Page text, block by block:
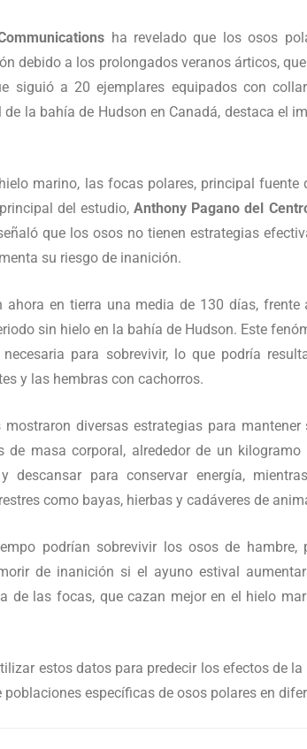
ha revelado que los osos
debido a los prolongados veranos árticos,
siguió a 20 ejemplares equipados con
la bahía de Hudson en Canadá, destaca el
marino, las focas polares, principal fuente
del estudio,Anthony Pagano del
que los osos no tienen estrategias
su riesgo de inanición.
ahora en tierra una media de 130 días,
sin hielo en la bahía de Hudson. Este
para sobrevivir, lo que podría
y las hembras con cachorros.
diversas estrategias para mantener
de masa corporal, alrededor de un
para conservar energía,
como bayas, hierbas y cadáveres de
podrían sobrevivir los osos de hambre,
de inanición si el ayuno estival
de las focas, que cazan mejor en el hielo
estos datos para predecir los efectos de
específicas de osos polares en